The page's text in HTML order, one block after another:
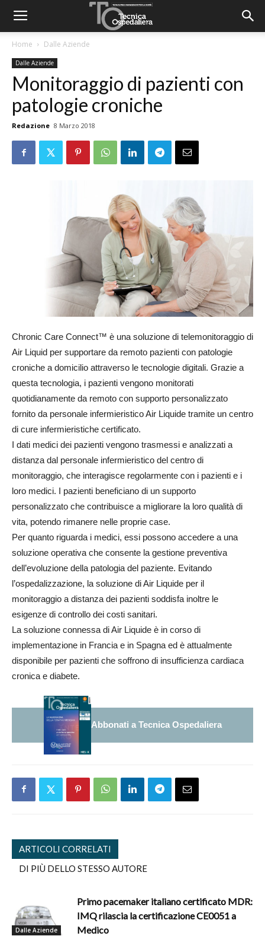
Home Dalle Aziende
Dalle Aziende
Monitoraggio di pazienti con
patologie croniche
Redazione 8 Marzo 2018
Chronic Care Connect™ è una soluzione di telemonitoraggio di
Air Liquid per supportare da remoto pazienti con patologie
croniche a domicilio attraverso le tecnologie digitali. Grazie a
questa tecnologia, i pazienti vengono monitorati
quotidianamente da remoto con supporto personalizzato
fornito da personale infermieristico Air Liquide tramite un centro
di cure infermieristiche certificato.
I dati medici dei pazienti vengono trasmessi e analizzati a
distanza dal personale infermieristico del centro di
monitoraggio, che interagisce regolarmente con i pazienti e i
loro medici. I pazienti beneficiano di un supporto
personalizzato che contribuisce a migliorare la loro qualità di
vita, potendo rimanere nelle proprie case.
Per quanto riguarda i medici, essi possono accedere a una
soluzione operativa che consente la gestione preventiva
dell’evoluzione della patologia del paziente. Evitando
l’ospedalizzazione, la soluzione di Air Liquide per il
monitoraggio a distanza dei pazienti soddisfa inoltre le
esigenze di controllo dei costi sanitari.
La soluzione connessa di Air Liquide è in corso di
implementazione in Francia e in Spagna ed è attualmente
disponibile per pazienti che soffrono di insufficienza cardiaca
cronica e diabete.
Abbonati a Tecnica Ospedaliera
ARTICOLI CORRELATI
DI PIÙ DELLO STESSO AUTORE
Dalle Aziende
Primo pacemaker italiano certificato MDR:
IMQ rilascia la certificazione CE0051 a
Medico